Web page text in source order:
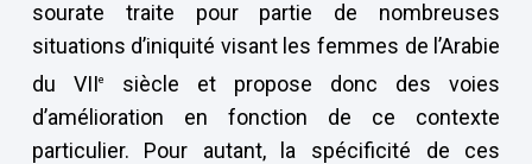
sourate traite pour partie de nombreuses
situations d’iniquité visant les femmes de l’Arabie
du VIIe
siècle et propose donc des voies
d’amélioration en fonction de ce contexte
particulier. Pour autant, la spécificité de ces